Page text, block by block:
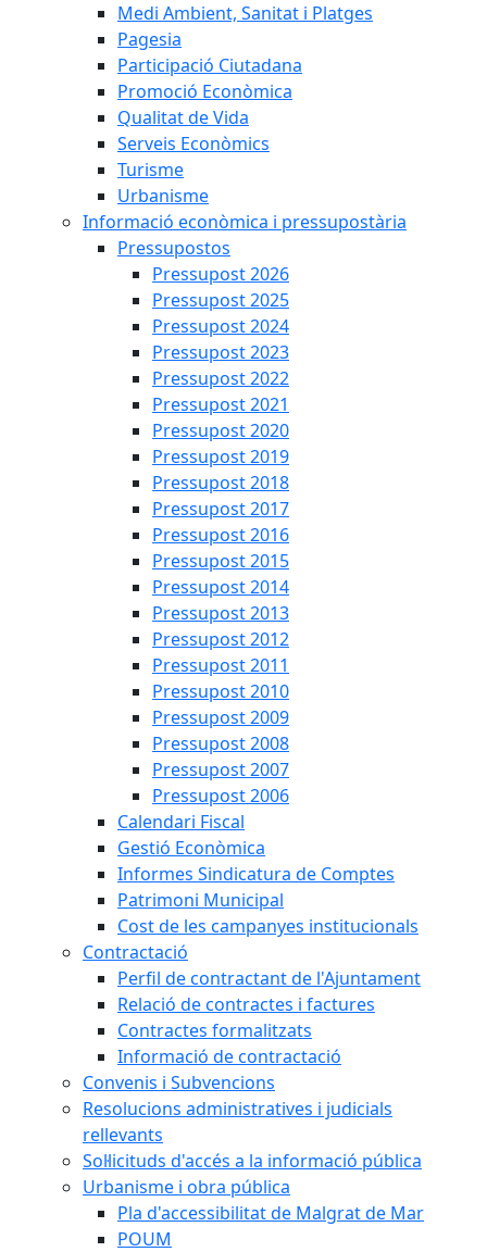
Medi Ambient, Sanitat i Platges
Pagesia
Participació Ciutadana
Promoció Econòmica
Qualitat de Vida
Serveis Econòmics
Turisme
Urbanisme
Informació econòmica i pressupostària
Pressupostos
Pressupost 2026
Pressupost 2025
Pressupost 2024
Pressupost 2023
Pressupost 2022
Pressupost 2021
Pressupost 2020
Pressupost 2019
Pressupost 2018
Pressupost 2017
Pressupost 2016
Pressupost 2015
Pressupost 2014
Pressupost 2013
Pressupost 2012
Pressupost 2011
Pressupost 2010
Pressupost 2009
Pressupost 2008
Pressupost 2007
Pressupost 2006
Calendari Fiscal
Gestió Econòmica
Informes Sindicatura de Comptes
Patrimoni Municipal
Cost de les campanyes institucionals
Contractació
Perfil de contractant de l'Ajuntament
Relació de contractes i factures
Contractes formalitzats
Informació de contractació
Convenis i Subvencions
Resolucions administratives i judicials
rellevants
Sol·licituds d'accés a la informació pública
Urbanisme i obra pública
Pla d'accessibilitat de Malgrat de Mar
POUM